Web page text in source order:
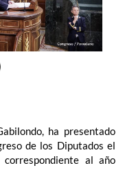
ha presentado
de los Diputados el
al año